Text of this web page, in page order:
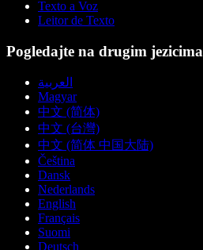
Texto a Voz
Leitor de Texto
Pogledajte na drugim jezicima
العربية
Magyar
中文 (简体)
中文 (台灣)
中文 (简体 中国大陆)
Čeština
Dansk
Nederlands
English
Français
Suomi
Deutsch